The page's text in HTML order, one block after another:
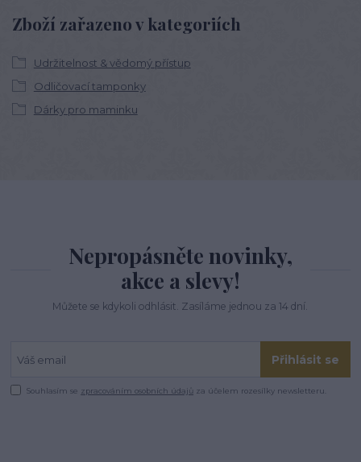
Zboží zařazeno v kategoriích
Udržitelnost & vědomý přístup
Odličovací tamponky
Dárky pro maminku
Nepropásněte novinky,
akce a slevy!
Můžete se kdykoli odhlásit. Zasíláme jednou za 14 dní.
Přihlásit se
Souhlasím se zpracováním osobních údajů za účelem rozesílky newsletteru.